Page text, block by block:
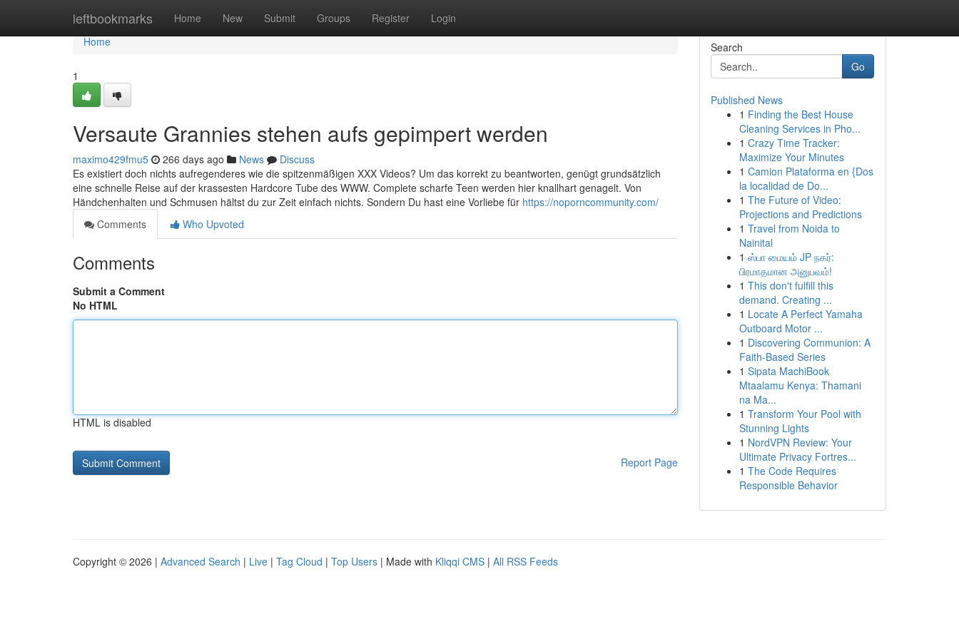
leftbookmarks Home New Submit Groups Register Login
Home
Home
1
Versaute Grannies stehen aufs gepimpert werden
maximo429fmu5 266 days ago News
Discuss
Es existiert doch nichts aufregenderes wie die spitzenmäßigen XXX Videos? Um das korrekt zu beantworten, genügt grundsätzlich
eine schnelle Reise auf der krassesten Hardcore Tube des WWW. Complete scharfe Teen werden hier knallhart genagelt. Von
Händchenhalten und Schmusen hältst du zur Zeit einfach nichts. Sondern Du hast eine Vorliebe für https://noporncommunity.com/
Comments
Who Upvoted
Comments
Submit a Comment
No HTML
HTML is disabled
Report Page
Search
Go
Published News
1 Finding the Best House
Cleaning Services in Pho...
1 Crazy Time Tracker:
Maximize Your Minutes
1 Camion Plataforma en {Dos
la localidad de Do...
1 The Future of Video:
Projections and Predictions
1 Travel from Noida to
Nainital
1 ஸ்பா மையம் JP நகர்:
பிரமாதமான அனுபவம்!
1 This don't fulfill this
demand. Creating ...
1 Locate A Perfect Yamaha
Outboard Motor ...
1 Discovering Communion: A
Faith-Based Series
1 Sipata MachiBook
Mtaalamu Kenya: Thamani
na Ma...
1 Transform Your Pool with
Stunning Lights
1 NordVPN Review: Your
Ultimate Privacy Fortres...
1 The Code Requires
Responsible Behavior
Copyright © 2026 | Advanced Search | Live | Tag Cloud | Top Users | Made with Kliqqi CMS | All RSS Feeds